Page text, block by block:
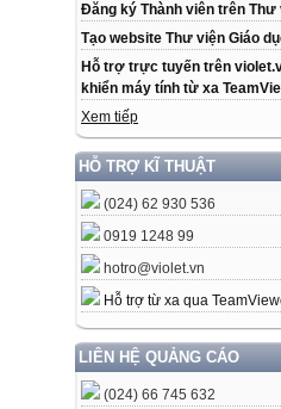
Đăng ký Thành viên trên Thư
Tạo website Thư viện Giáo
Hỗ trợ trực tuyến trên
khiển máy tính từ xa
Xem tiếp
HỖ TRỢ KĨ THUẬT
(024) 62 930 536
0919 1248 99
hotro@violet.vn
Hỗ trợ từ xa qua
LIÊN HỆ QUẢNG CÁO
(024) 66 745 632